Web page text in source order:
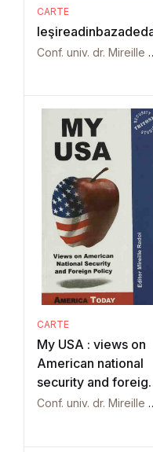
CARTE
Conf.
CARTE
My USA : views on
American national
security and
policy
Conf.